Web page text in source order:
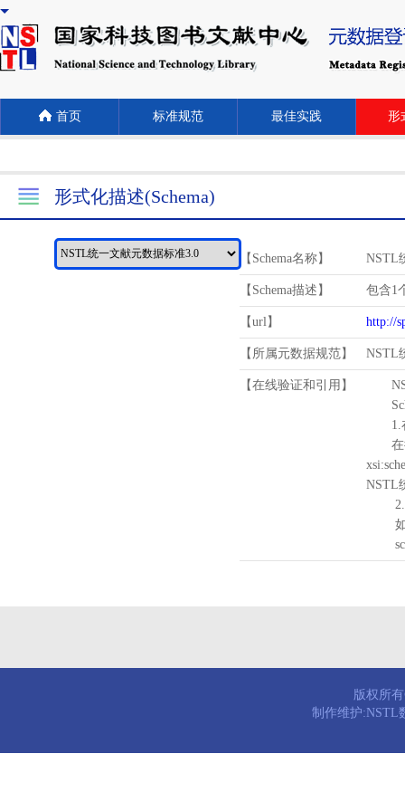
首页 标准规范 最佳实践 形
形式化描述(Schema)
【Schema名称】 NSTL
【Schema描述】 包含1
【url】 http://
【所属元数据规范】 NSTL
【在线验证和引用】
1.
在待
NSTL
2.
如需
版权所
制作维护:NSTL